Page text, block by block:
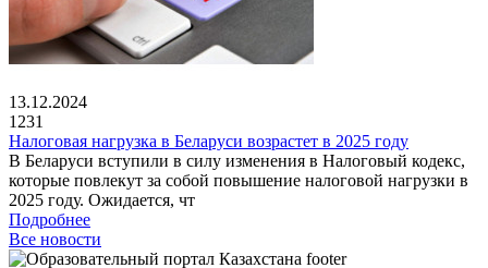
13.12.2024
1231
Налоговая нагрузка в Беларуси возрастет в 2025 году
В Беларуси вступили в силу изменения в Налоговый кодекс,
которые повлекут за собой повышение налоговой нагрузки в
2025 году. Ожидается, чт
Подробнее
Все новости